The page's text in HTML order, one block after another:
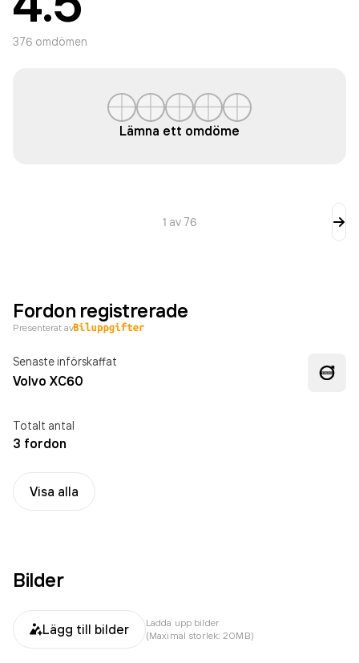
376 omdömen
Lämna ett omdöme
1 av 76
Fordon registrerade
Presenterat av
Senaste införskaffat
Volvo XC60
Totalt antal
3 fordon
Visa alla
Bilder
Lägg till bilder
Ladda upp bilder
(Maximal storlek: 20MB)